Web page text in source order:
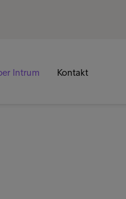
Intrum Kontakt